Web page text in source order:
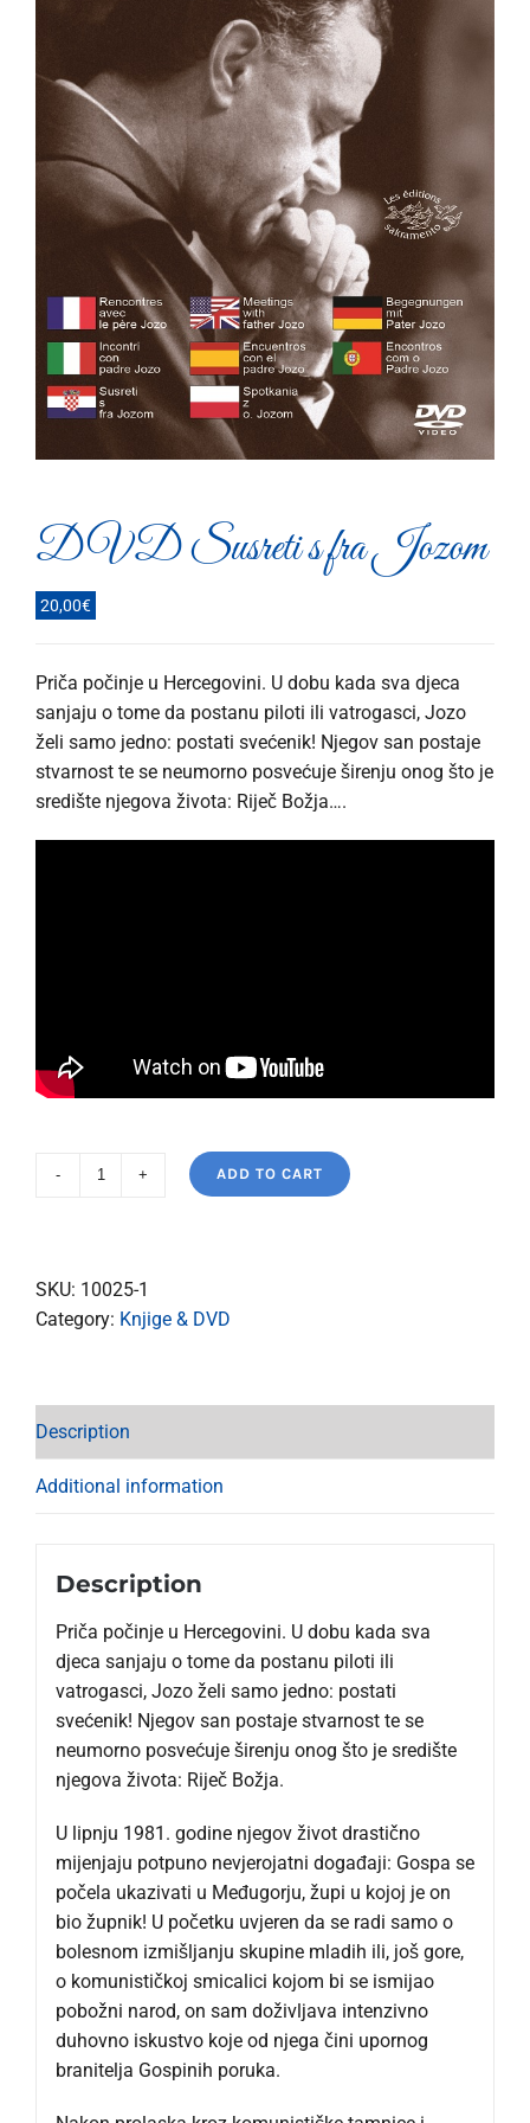
DVD Susreti s fra Jozom
20,00€
Priča počinje u Hercegovini. U dobu kada sva djeca
sanjaju o tome da postanu piloti ili vatrogasci, Jozo
želi samo jedno: postati svećenik! Njegov san postaje
stvarnost te se neumorno posvećuje širenju onog što je
središte njegova života: Riječ Božja….
fra
Jozom
quantity
ADD TO CART
SKU: 10025-1
Category: Knjige & DVD
Description
Additional information
Description
Priča počinje u Hercegovini. U dobu kada sva
djeca sanjaju o tome da postanu piloti ili
vatrogasci, Jozo želi samo jedno: postati
svećenik! Njegov san postaje stvarnost te se
neumorno posvećuje širenju onog što je središte
njegova života: Riječ Božja.
U lipnju 1981. godine njegov život drastično
mijenjaju potpuno nevjerojatni događaji: Gospa se
počela ukazivati u Međugorju, župi u kojoj je on
bio župnik! U početku uvjeren da se radi samo o
bolesnom izmišljanju skupine mladih ili, još gore,
o komunističkoj smicalici kojom bi se ismijao
pobožni narod, on sam doživljava intenzivno
duhovno iskustvo koje od njega čini upornog
branitelja Gospinih poruka.